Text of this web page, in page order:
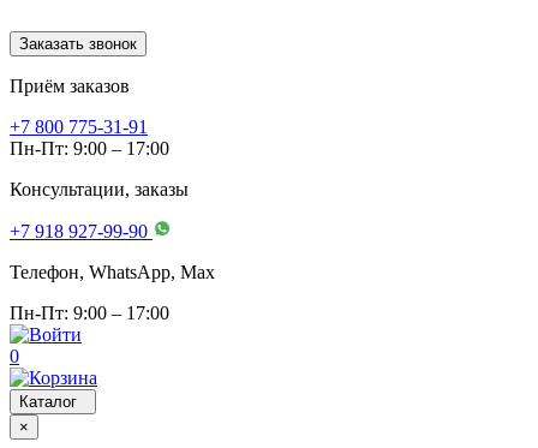
Заказать звонок
Приём заказов
+7 800 775-31-91
Пн-Пт: 9:00 – 17:00
Консультации, заказы
+7 918 927-99-90
Телефон, WhatsApp, Мах
Пн-Пт: 9:00 – 17:00
0
Каталог
×